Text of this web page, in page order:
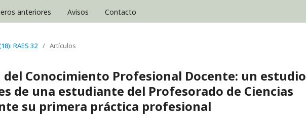
anteriores Avisos Contacto
RAES 32 / Artículos
del Conocimiento Profesional Docente: un estudio
de una estudiante del Profesorado de Ciencias
su primera práctica profesional